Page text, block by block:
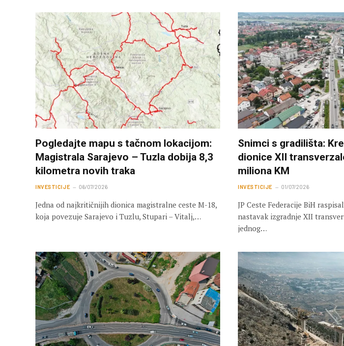
Pogledajte mapu s tačnom lokacijom:
Magistrala Sarajevo – Tuzla dobija 8,3
kilometra novih traka
INVESTICIJE 06/07/2026
Jedna od najkritičnijih dionica magistralne ceste M-18,
koja povezuje Sarajevo i Tuzlu, Stupari – Vitalj,…
Snimci s gradilišta:
dionice XII
miliona KM
INVESTICIJE 01/07/2026
JP Ceste Federacije BiH
nastavak izgradnje XII
jednog…